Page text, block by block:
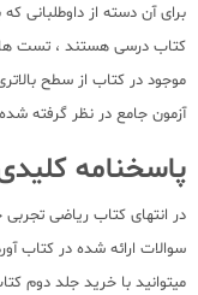
برای آن دسته از داوطلبانی
آزمون جامع در نظر گرفته
پاسخنامه
در انتهای کتاب ریاضی
سوالات ارائه شده در کتاب
میتوانید با خرید جلد دوم